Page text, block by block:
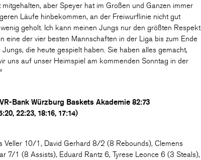
aber Speyer hat im Großen und Ganzen immer
Läufe hinbekommen, an der Freiwurflinie nicht gut
geholt. Ich kann meinen Jungs nur den größten Respekt
eine der vier besten Mannschaften in der Liga bis zum Ende
die heute gespielt haben. Sie haben alles gemacht,
uns auf unser Heimspiel am kommenden Sonntag in der
Bank Würzburg Baskets Akademie 82:73
22:23, 18:16, 17:14)
10/1, David Gerhard 8/2 (8 Rebounds), Clemens
7/1 (8 Assists), Eduard Rantz 6, Tyrese Leonce 6 (3 Steals),